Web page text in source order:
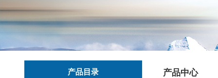
产品目录 产品中心